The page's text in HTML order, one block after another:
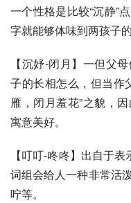
一个性格是比较“沉静”
字就能够体味到两孩子的
【沉妤-闭月】一但父
子的长相怎么，但当作
雁，闭月羞花”之貌，
寓意美好。
【叮叮-咚咚】出自于
词组会给人一种非常活
咛等。